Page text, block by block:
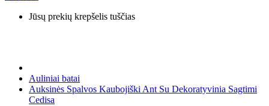
Jūsų prekių krepšelis tuščias
Auliniai batai
Auksinės Spalvos Kaubojiški Ant Su Dekoratyvinia Sagtimi
Cedisa